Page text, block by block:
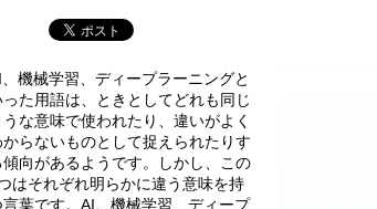
機械学習、ディープラーニングと
った用語は、ときとしてどれも同じ
うな意味で使われたり、違いがよく
からないものとして捉えられたりす
傾向があるようです。しかし、この
はそれぞれ明らかに違う意味を持
言葉です。AI、機械学習、ディープ